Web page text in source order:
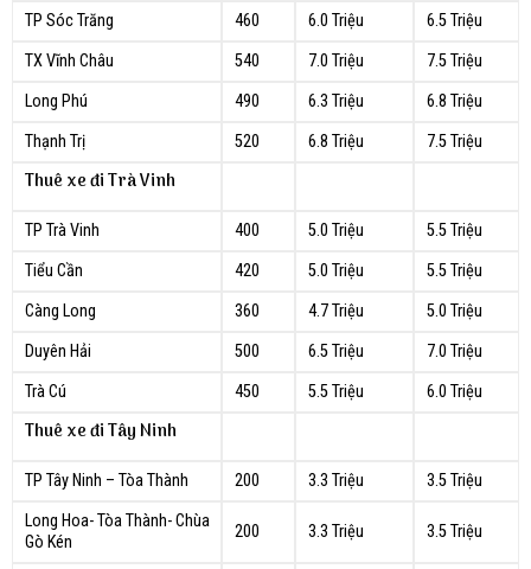
TP Sóc Trăng 460 6.0 Triệu
6.5 Triệu
TX Vĩnh Châu
540 7.0 Triệu
7.5 Triệu
Long Phú
490 6.3 Triệu
6.8 Triệu
Thạnh Trị
520 6.8 Triệu 7.5 Triệu
Thuê xe đi Trà Vinh
TP Trà Vinh 400 5.0 Triệu
5.5 Triệu
Tiểu Cần
420 5.0 Triệu
5.5 Triệu
Càng Long
360 4.7 Triệu
5.0 Triệu
Duyên Hải
500 6.5 Triệu
7.0 Triệu
Trà Cú
450 5.5 Triệu 6.0 Triệu
Thuê xe đi Tây Ninh
TP Tây Ninh – Tòa Thành 200 3.3 Triệu
3.5 Triệu
Long Hoa- Tòa Thành- Chùa
Gò Kén
200 3.3 Triệu 3.5 Triệu